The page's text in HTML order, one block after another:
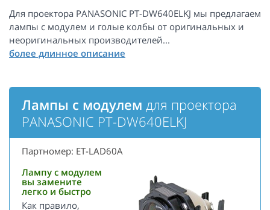
Для проектора PANASONIC PT-DW640ELKJ мы предлагаем
лампы с модулем и голые колбы от оригинальных и
неоригинальных производителей...
Лампы с модулем для проектора
PANASONIC PT-DW640ELKJ
Партномер: ET-LAD60A
Лампу с модулем
вы замените
легко и быстро
Как правило,